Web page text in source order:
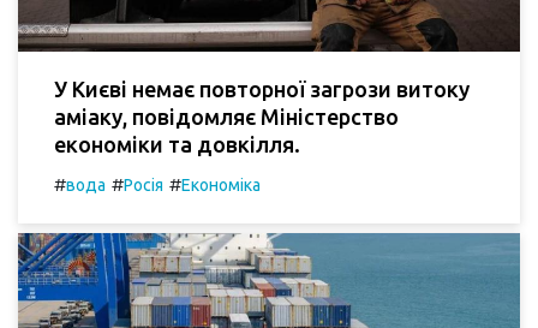
У Києві немає повторної загрози витоку
аміаку, повідомляє Міністерство
економіки та довкілля.
#вода #Росія #Економіка